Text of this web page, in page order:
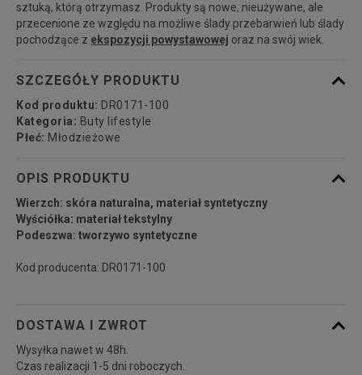
36,5 23,5 cm Powiadom o dostępności
38 24 cm
39 24,5 cm Powiadom o dostępności
sztuką, którą otrzymasz. Produkty są nowe, nieużywane, ale
przecenione ze względu na możliwe ślady przebarwień lub ślady
pochodzące z ekspozycji powystawowej oraz na swój wiek.
SZCZEGÓŁY PRODUKTU
Kod produktu: DR0171-100
Kategoria: Buty lifestyle
Płeć: Młodzieżowe
OPIS PRODUKTU
Wierzch: skóra naturalna, materiał syntetyczny
Wyściółka: materiał tekstylny
Podeszwa: tworzywo syntetyczne
Kod producenta: DR0171-100
DOSTAWA I ZWROT
Wysyłka nawet w 48h.
Czas realizacji 1-5 dni roboczych.